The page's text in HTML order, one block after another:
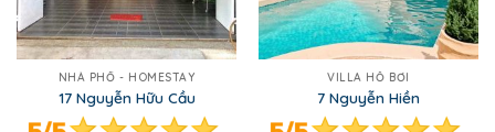
NHÀ PHỐ - HOMESTAY
17 Nguyễn Hữu Cầu
VILLA HỒ BƠI
7 Nguyễn Hiền